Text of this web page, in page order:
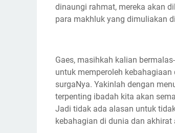
dinaungi rahmat, mereka akan
para makhluk yang dimuliakan
Gaes, masihkah kalian
untuk memperoleh
surgaNya. Yakinlah dengan
terpenting ibadah kita akan
Jadi tidak ada alasan untuk
kebahagian di dunia dan